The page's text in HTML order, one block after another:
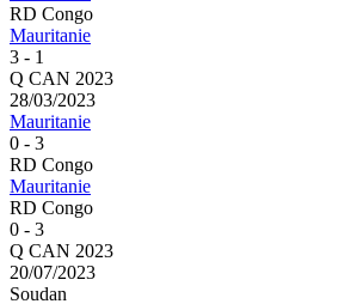
RD Congo
Mauritanie
3 - 1
Q CAN 2023
28/03/2023
Mauritanie
0 - 3
RD Congo
Mauritanie
RD Congo
0 - 3
Q CAN 2023
20/07/2023
Soudan